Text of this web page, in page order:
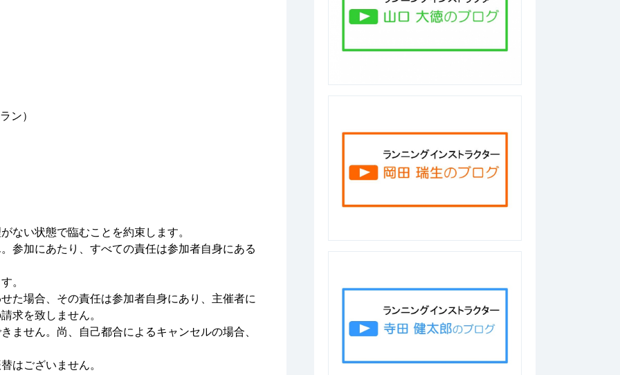
ン）
ない状態で臨むことを約束します。
参加にあたり、すべての責任は参加者自身にある
。
た場合、その責任は参加者自身にあり、主催者に
求を致しません。
ません。尚、自己都合によるキャンセルの場合、
はございません。